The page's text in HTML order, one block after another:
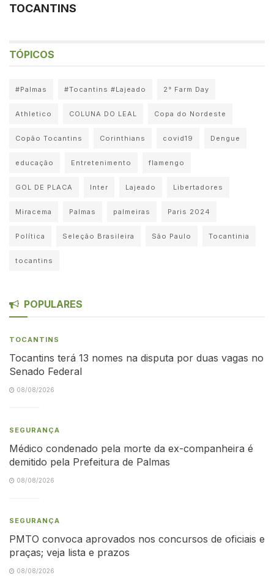
TOCANTINS
TÓPICOS
#Palmas #Tocantins #Lajeado 2° Farm Day
Athletico COLUNA DO LEAL Copa do Nordeste
Copão Tocantins Corinthians covid19 Dengue
educação Entretenimento flamengo
GOL DE PLACA Inter Lajeado Libertadores
Miracema Palmas palmeiras Paris 2024
Política Seleção Brasileira São Paulo Tocantinia
tocantins
POPULARES
TOCANTINS
Tocantins terá 13 nomes na disputa por duas vagas no
Senado Federal
08/08/2026
SEGURANÇA
Médico condenado pela morte da ex-companheira é
demitido pela Prefeitura de Palmas
08/08/2026
SEGURANÇA
PMTO convoca aprovados nos concursos de oficiais e
praças; veja lista e prazos
08/08/2026